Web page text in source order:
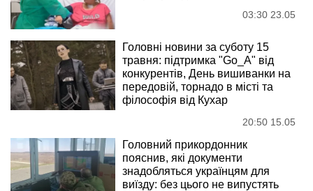
03:30 23.05
Головні новини за суботу 15
травня: підтримка "Go_A" від
конкурентів, День вишиванки на
передовій, торнадо в місті та
філософія від Кухар
20:50 15.05
Головний прикордонник
пояснив, які документи
знадобляться українцям для
виїзду: без цього не випустять